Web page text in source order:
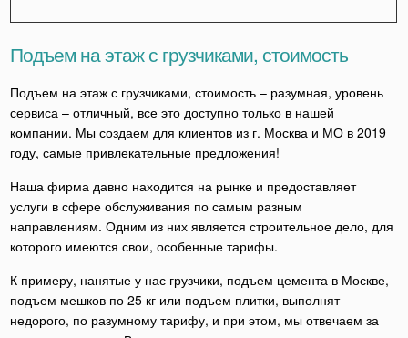
Подъем на этаж с грузчиками, стоимость
Подъем на этаж с грузчиками, стоимость – разумная, уровень
сервиса – отличный, все это доступно только в нашей
компании. Мы создаем для клиентов из г. Москва и МО в 2019
году, самые привлекательные предложения!
Наша фирма давно находится на рынке и предоставляет
услуги в сфере обслуживания по самым разным
направлениям. Одним из них является строительное дело, для
которого имеются свои, особенные тарифы.
К примеру, нанятые у нас грузчики, подъем цемента в Москве,
подъем мешков по 25 кг или подъем плитки, выполнят
недорого, по разумному тарифу, и при этом, мы отвечаем за